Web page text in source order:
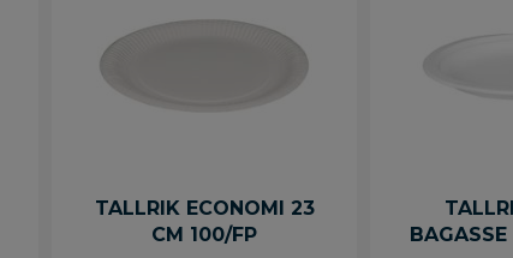
TALLRIK ECONOMI 23
CM 100/FP